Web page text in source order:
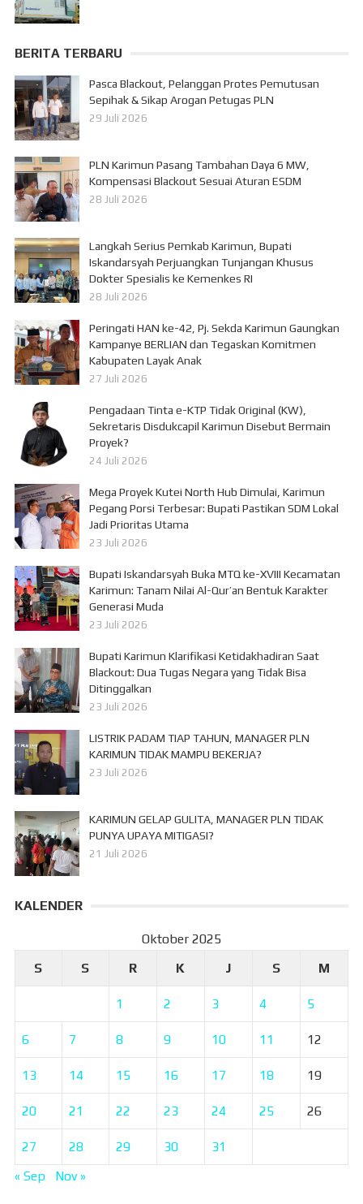
BERITA TERBARU
Pasca Blackout, Pelanggan Protes Pemutusan
Sepihak & Sikap Arogan Petugas PLN
29 Juli 2026
PLN Karimun Pasang Tambahan Daya 6 MW,
Kompensasi Blackout Sesuai Aturan ESDM
28 Juli 2026
Langkah Serius Pemkab Karimun, Bupati
Iskandarsyah Perjuangkan Tunjangan Khusus
Dokter Spesialis ke Kemenkes RI
28 Juli 2026
Peringati HAN ke-42, Pj. Sekda Karimun Gaungkan
Kampanye BERLIAN dan Tegaskan Komitmen
Kabupaten Layak Anak
27 Juli 2026
Pengadaan Tinta e-KTP Tidak Original (KW),
Sekretaris Disdukcapil Karimun Disebut Bermain
Proyek?
24 Juli 2026
Mega Proyek Kutei North Hub Dimulai, Karimun
Pegang Porsi Terbesar: Bupati Pastikan SDM Lokal
Jadi Prioritas Utama
23 Juli 2026
Bupati Iskandarsyah Buka MTQ ke-XVIII Kecamatan
Karimun: Tanam Nilai Al-Qur’an Bentuk Karakter
Generasi Muda
23 Juli 2026
Bupati Karimun Klarifikasi Ketidakhadiran Saat
Blackout: Dua Tugas Negara yang Tidak Bisa
Ditinggalkan
23 Juli 2026
LISTRIK PADAM TIAP TAHUN, MANAGER PLN
KARIMUN TIDAK MAMPU BEKERJA?
23 Juli 2026
KARIMUN GELAP GULITA, MANAGER PLN TIDAK
PUNYA UPAYA MITIGASI?
21 Juli 2026
KALENDER
Oktober 2025
S
S R K J S M
1 2 3 4 5
6 7 8 9 10 11 12
13 14 15 16 17 18 19
20 21 22 23 24 25 26
27 28 29 30
31
« Sep
Nov »